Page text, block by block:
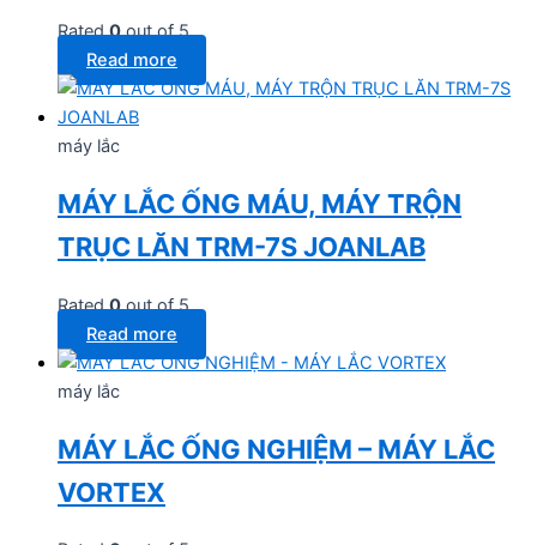
Rated0out of 5
Read more
máy lắc
MÁY LẮC ỐNG MÁU, MÁY TRỘN
TRỤC LĂN TRM-7S JOANLAB
Rated0out of 5
Read more
máy lắc
MÁY LẮC ỐNG NGHIỆM – MÁY LẮC
VORTEX